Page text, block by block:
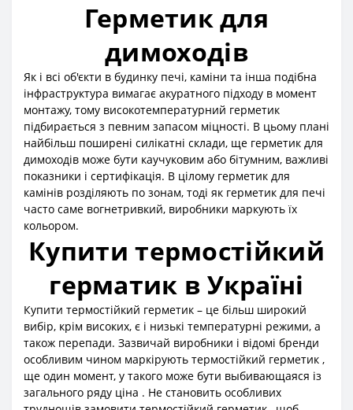
Герметик для
димоходів
Як і всі об'єкти в будинку печі, каміни та інша подібна
інфраструктура вимагає акуратного підходу в момент
монтажу, тому високотемпературний герметик
підбирається з певним запасом міцності. В цьому плані
найбільш поширені силікатні склади, ще герметик для
димоходів може бути каучуковим або бітумним, важливі
показники і сертифікація. В цілому герметик для
камінів розділяють по зонам, тоді як герметик для печі
часто саме вогнетривкий, виробники маркують їх
кольором.
Купити термостійкий
герматик в Україні
Купити термостійкий герметик – це більш широкий
вибір, крім високих, є і низькі температурні режими, а
також перепади. Зазвичай виробники і відомі бренди
особливим чином маркірують термостійкий герметик ,
ще один момент, у такого може бути выбивающаяся із
загального ряду ціна . Не становить особливих